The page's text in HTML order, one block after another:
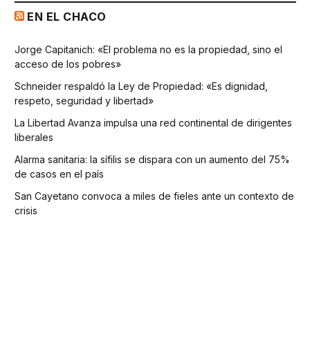
EN EL CHACO
Jorge Capitanich: «El problema no es la propiedad, sino el
acceso de los pobres»
Schneider respaldó la Ley de Propiedad: «Es dignidad,
respeto, seguridad y libertad»
La Libertad Avanza impulsa una red continental de dirigentes
liberales
Alarma sanitaria: la sífilis se dispara con un aumento del 75%
de casos en el país
San Cayetano convoca a miles de fieles ante un contexto de
crisis